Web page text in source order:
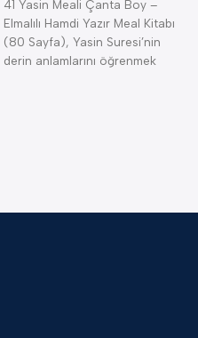
41 Yasin Meali Çanta Boy –
Elmalılı Hamdi Yazır Meal Kitabı
(80 Sayfa), Yasin Suresi’nin
derin anlamlarını öğrenmek